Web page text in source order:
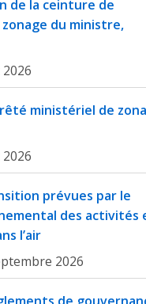
de la ceinture de
du ministre,
ministériel de
prévues par le
des activités
l’air
2026
de